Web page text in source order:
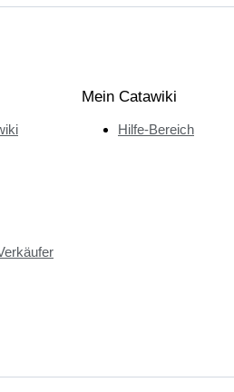
Mein Catawiki
Hilfe-Bereich